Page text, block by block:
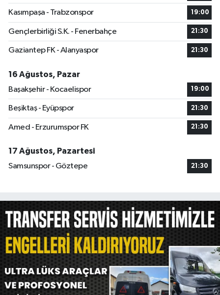
Kasımpaşa - Trabzonspor 19:00
Gençlerbirliği S.K. - Fenerbahçe 21:30
Gaziantep FK - Alanyaspor 21:30
16 Ağustos, Pazar
Başakşehir - Kocaelispor
19:00
Beşiktaş - Eyüpspor 21:30
Amed - Erzurumspor FK 21:30
17 Ağustos, Pazartesi
Samsunspor - Göztepe
21:30